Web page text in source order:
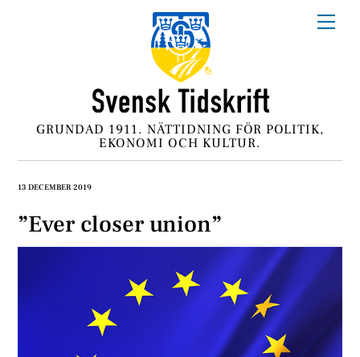
GRUNDAD 1911. NÄTTIDNING FÖR POLITIK,
EKONOMI OCH KULTUR.
13 DECEMBER 2019
”Ever closer union”